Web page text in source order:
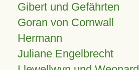
Gibert und Gefährten
Goran von Cornwall
Hermann
Juliane Engelbrecht